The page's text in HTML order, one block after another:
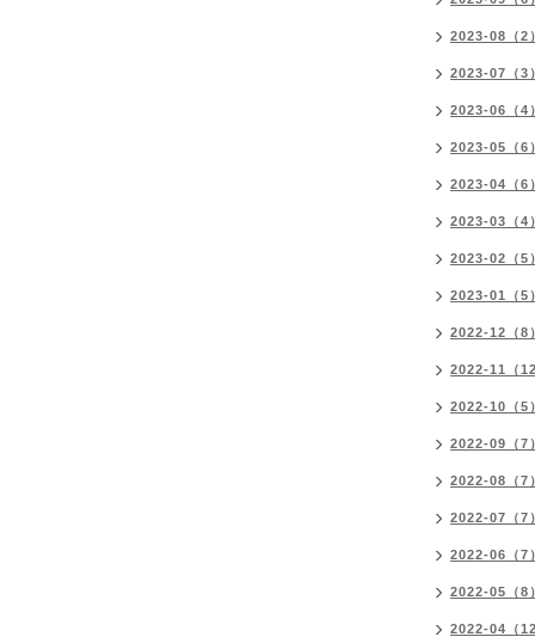
2023-08（2）
2023-07（3）
2023-06（4）
2023-05（6）
2023-04（6）
2023-03（4）
2023-02（5）
2023-01（5）
2022-12（8）
2022-11（12
2022-10（5）
2022-09（7）
2022-08（7）
2022-07（7）
2022-06（7）
2022-05（8）
2022-04（12